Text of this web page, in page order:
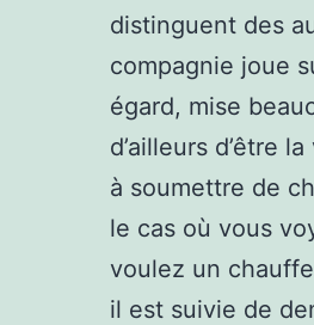
distinguent des
compagnie joue
égard, mise
d’ailleurs d’être
à soumettre de
le cas où vous
voulez un
il est suivie de